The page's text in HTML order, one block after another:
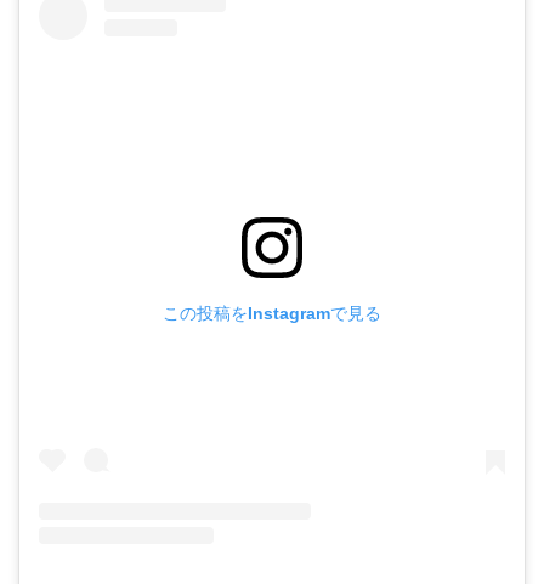
この投稿をInstagramで見る